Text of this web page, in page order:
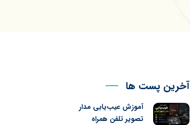
آخرین پست ها
آموزش عیب‌یابی مدار
تصویر تلفن همراه